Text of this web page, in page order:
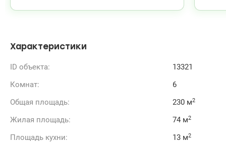
Характеристики
ID объекта:
13321
Комнат:
6
Общая площадь:
230 м2
Жилая площадь: 74 м2
Площадь кухни: 13 м2